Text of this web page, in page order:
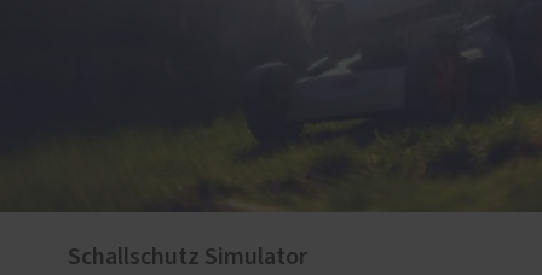
Schallschutz Simulator